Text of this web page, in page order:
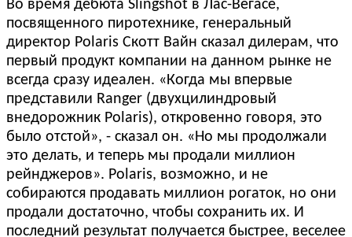
Во время дебюта Slingshot в Лас-Вегасе,
посвященного пиротехнике, генеральный
директор Polaris Скотт Вайн сказал дилерам, что
первый продукт компании на данном рынке не
всегда сразу идеален. «Когда мы впервые
представили Ranger (двухцилиндровый
внедорожник Polaris), откровенно говоря, это
было отстой», - сказал он. «Но мы продолжали
это делать, и теперь мы продали миллион
рейнджеров». Polaris, возможно, и не
собираются продавать миллион рогаток, но они
продали достаточно, чтобы сохранить их. И
последний результат получается быстрее, веселее